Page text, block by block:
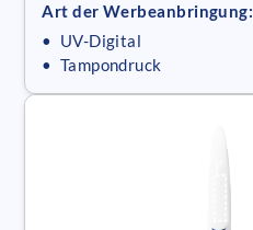
Art der Werbeanbringung:
• UV-Digital
• Tampondruck